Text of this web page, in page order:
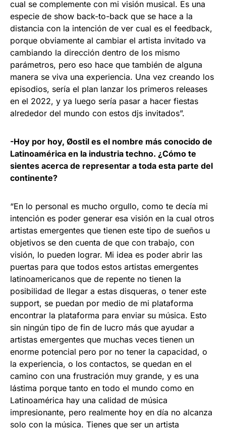
cual se complemente con mi visión musical. Es una
especie de show back-to-back que se hace a la
distancia con la intención de ver cual es el feedback,
porque obviamente al cambiar el artista invitado va
cambiando la dirección dentro de los mismo
parámetros, pero eso hace que también de alguna
manera se viva una experiencia. Una vez creando los
episodios, sería el plan lanzar los primeros releases
en el 2022, y ya luego sería pasar a hacer fiestas
alrededor del mundo con estos djs invitados”.
-Hoy por hoy, Øostil es el nombre más conocido de
Latinoamérica en la industria techno. ¿Cómo te
sientes acerca de representar a toda esta parte del
continente?
“En lo personal es mucho orgullo, como te decía mi
intención es poder generar esa visión en la cual otros
artistas emergentes que tienen este tipo de sueños u
objetivos se den cuenta de que con trabajo, con
visión, lo pueden lograr. Mi idea es poder abrir las
puertas para que todos estos artistas emergentes
latinoamericanos que de repente no tienen la
posibilidad de llegar a estas disqueras, o tener este
support, se puedan por medio de mi plataforma
encontrar la plataforma para enviar su música. Esto
sin ningún tipo de fin de lucro más que ayudar a
artistas emergentes que muchas veces tienen un
enorme potencial pero por no tener la capacidad, o
la experiencia, o los contactos, se quedan en el
camino con una frustración muy grande, y es una
lástima porque tanto en todo el mundo como en
Latinoamérica hay una calidad de música
impresionante, pero realmente hoy en día no alcanza
solo con la música. Tienes que ser un artista